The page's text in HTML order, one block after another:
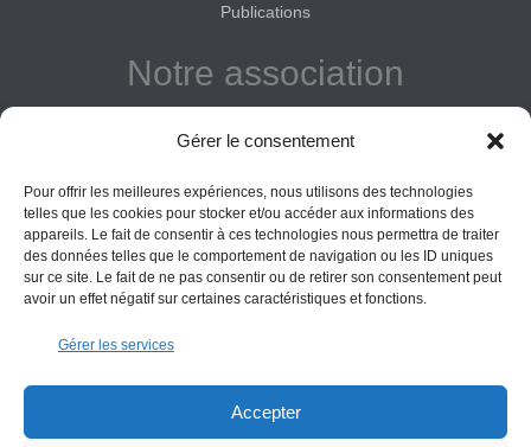
Gérer le consentement
Pour offrir les meilleures expériences, nous utilisons des technologies
telles que les cookies pour stocker et/ou accéder aux informations des
appareils. Le fait de consentir à ces technologies nous permettra de traiter
des données telles que le comportement de navigation ou les ID uniques
sur ce site. Le fait de ne pas consentir ou de retirer son consentement peut
avoir un effet négatif sur certaines caractéristiques et fonctions.
Gérer les services
Accepter
Publications
Notre association
Donner
Vos obligations
informations données sur ce site le sont à titre indicatif et la
ne saurait être engagée. Il appartient au visiteur de suivre
les règles de sécurité en vigueur.